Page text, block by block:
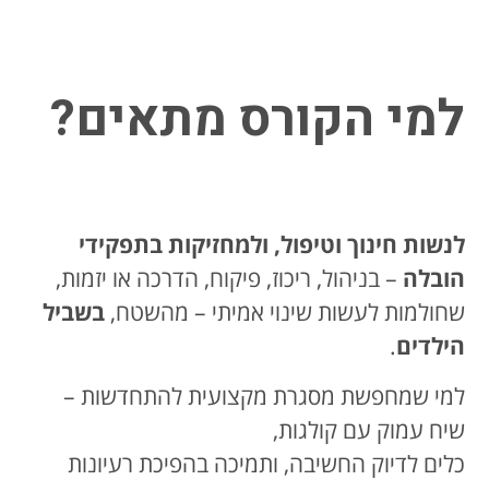
למי הקורס מתאים?
לנשות חינוך וטיפול, ולמחזיקות בתפקידי
הובלה – בניהול, ריכוז, פיקוח, הדרכה או יזמות,
שחולמות לעשות שינוי אמיתי – מהשטח,בשביל
הילדים.
למי שמחפשת מסגרת מקצועית להתחדשות –
שיח עמוק עם קולגות,
כלים לדיוק החשיבה, ותמיכה בהפיכת רעיונות